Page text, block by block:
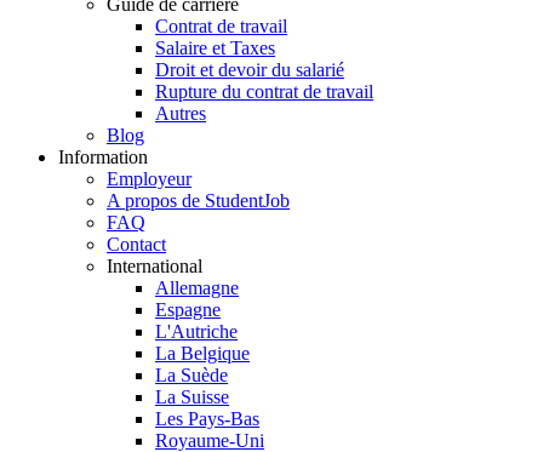
Guide de carrière
Contrat de travail
Salaire et Taxes
Droit et devoir du salarié
Rupture du contrat de travail
Autres
Blog
Information
Employeur
A propos de StudentJob
FAQ
Contact
International
Allemagne
Espagne
L'Autriche
La Belgique
La Suède
La Suisse
Les Pays-Bas
Royaume-Uni